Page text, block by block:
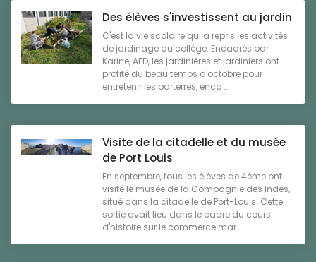
Des élèves s'investissent au jardin
C'est la vie scolaire qui a repris les activités
de jardinage au collège. Encadrés par
Karine, AED, les jardinières et jardiniers ont
profité du beau temps d'octobre pour
entretenir les parterres, enco ...
Visite de la citadelle et du musée
de Port Louis
En septembre, tous les élèves de 4ème ont
visité le musée de la Compagnie des Indes,
situé dans la citadelle de Port-Louis. Cette
sortie avait lieu dans le cadre du cours
d'histoire sur le commerce mar ...